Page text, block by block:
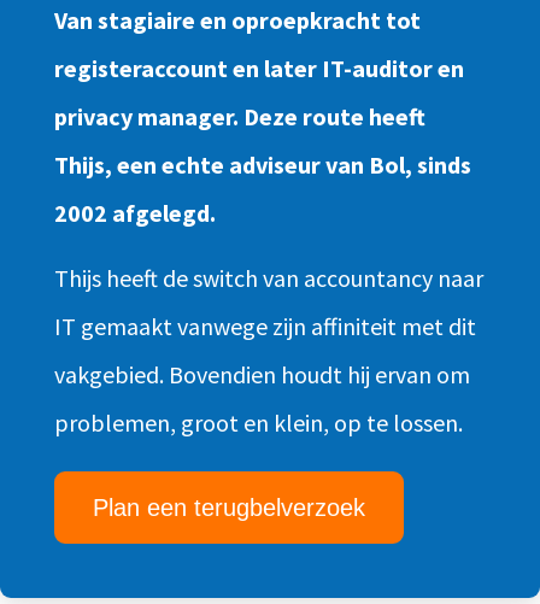
Van stagiaire en oproepkracht tot
registeraccount en later IT-auditor en
privacy manager. Deze route heeft
Thijs, een echte adviseur van Bol, sinds
2002 afgelegd.
Thijs heeft de switch van accountancy naar
IT gemaakt vanwege zijn affiniteit met dit
vakgebied. Bovendien houdt hij ervan om
problemen, groot en klein, op te lossen.
Plan een terugbelverzoek